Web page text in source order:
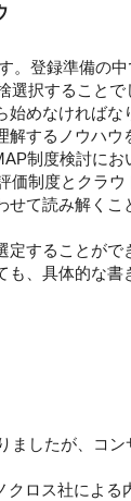
。登録準備の
択すること
めなければな
するノウハ
制度検討に
価制度とクラ
て読み解く
することがで
、具体的な
したが、コ
ロス社によ